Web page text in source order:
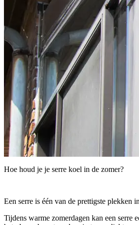
Hoe houd je je serre koel in de zomer?
Een serre is één van de prettigste plekken
Tijdens warme zomerdagen kan een